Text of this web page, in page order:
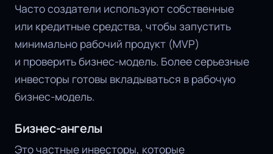
Часто создатели используют собственные
или кредитные средства, чтобы запустить
минимально рабочий продукт (MVP)
и проверить бизнес-модель. Более серьезные
инвесторы готовы вкладываться в рабочую
бизнес-модель.
Бизнес-ангелы
Это частные инвесторы, которые